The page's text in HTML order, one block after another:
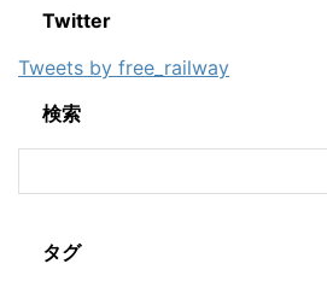
Twitter
Tweets by free_railway
検索
タグ